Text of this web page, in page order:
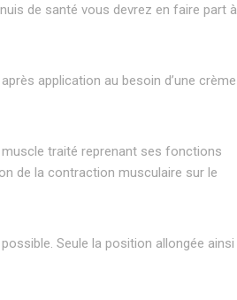
de santé vous devrez en faire part à
application au besoin d’une crème
muscle traité reprenant ses fonctions
de la contraction musculaire sur le
Seule la position allongée ainsi